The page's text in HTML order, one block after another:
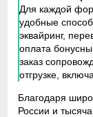
Для каждой
удобные
эквайринг,
оплата
заказ
отгрузке,
Благодаря
России и